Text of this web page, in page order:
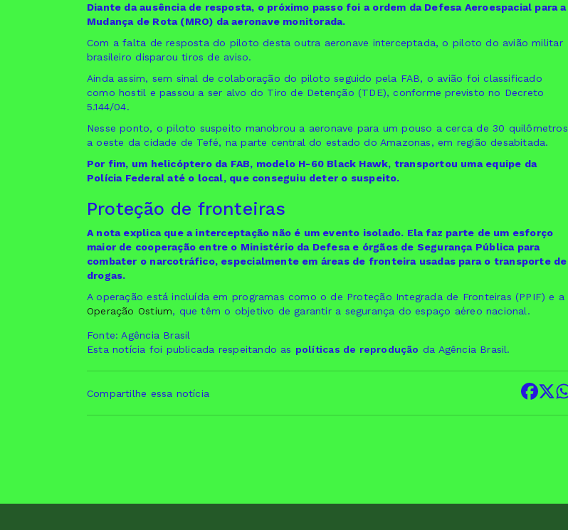
Diante da ausência de resposta, o próximo passo foi a ordem da Defesa Aeroespacial para a
Mudança de Rota (MRO) da aeronave monitorada.
Com a falta de resposta do piloto desta outra aeronave interceptada, o piloto do avião militar
brasileiro disparou tiros de aviso.
Ainda assim, sem sinal de colaboração do piloto seguido pela FAB, o avião foi classificado
como hostil e passou a ser alvo do Tiro de Detenção (TDE), conforme previsto no Decreto
5.144/04.
Nesse ponto, o piloto suspeito manobrou a aeronave para um pouso a cerca de 30 quilômetros
a oeste da cidade de Tefé, na parte central do estado do Amazonas, em região desabitada.
Por fim, um helicóptero da FAB, modelo H-60 Black Hawk, transportou uma equipe da
Polícia Federal até o local, que conseguiu deter o suspeito.
Proteção de fronteiras
A nota explica que a interceptação não é um evento isolado. Ela faz parte de um esforço
maior de cooperação entre o Ministério da Defesa e órgãos de Segurança Pública para
combater o narcotráfico, especialmente em áreas de fronteira usadas para o transporte de
drogas.
A operação está incluída em programas como o de Proteção Integrada de Fronteiras (PPIF) e a
Operação Ostium, que têm o objetivo de garantir a segurança do espaço aéreo nacional.
Fonte: Agência Brasil
Esta notícia foi publicada respeitando as políticas de reprodução da Agência Brasil.
Compartilhe essa notícia